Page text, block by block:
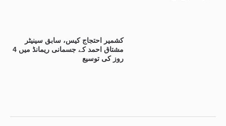
کشمیر احتجاج کیس، سابق سینیٹر
مشتاق احمد کے جسمانی ریمانڈ میں 4
روز کی توسیع